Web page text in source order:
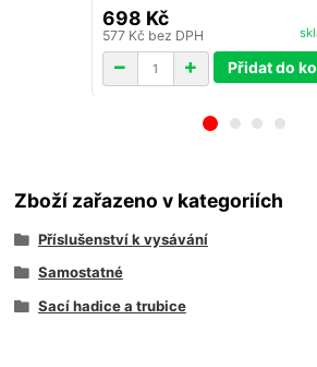
698 Kč
577 Kč bez DPH
Přidat do
Zboží zařazeno v kategoriích
Příslušenství k vysávání
Samostatné
Sací hadice a trubice